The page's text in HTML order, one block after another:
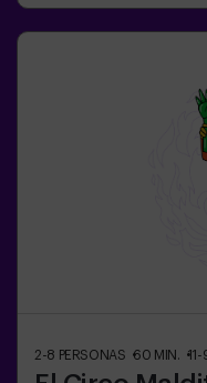
2-8 PERSONAS 60 MIN. 11-